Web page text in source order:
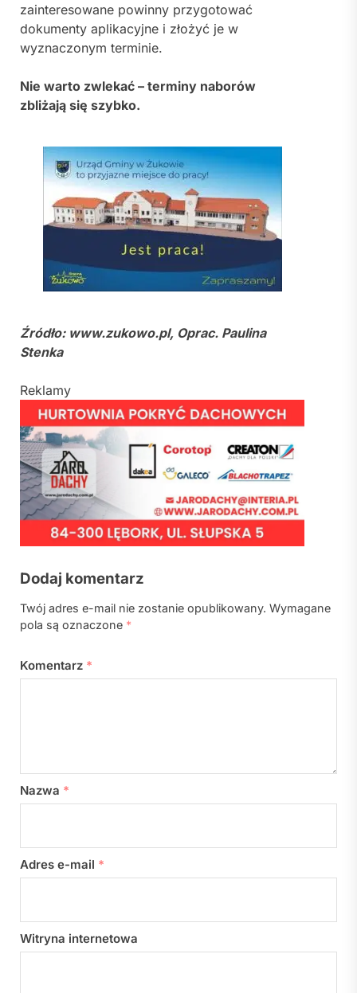
zainteresowane powinny przygotować
dokumenty aplikacyjne i złożyć je w
wyznaczonym terminie.
Nie warto zwlekać – terminy naborów
zbliżają się szybko.
Źródło: www.zukowo.pl, Oprac. Paulina
Stenka
Reklamy
Dodaj komentarz
Twój adres e-mail nie zostanie opublikowany. Wymagane
pola są oznaczone *
Komentarz *
Nazwa *
Adres e-mail *
Witryna internetowa